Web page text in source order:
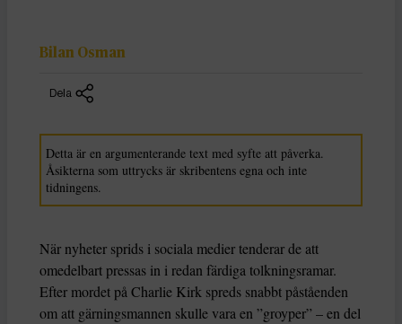
Bilan Osman
Dela
Detta är en argumenterande text med syfte att påverka.
Åsikterna som uttrycks är skribentens egna och inte
tidningens.
När nyheter sprids i sociala medier tenderar de att
omedelbart pressas in i redan färdiga tolkningsramar.
Efter mordet på Charlie Kirk spreds snabbt påståenden
om att gärningsmannen skulle vara en ”groyper” – en del